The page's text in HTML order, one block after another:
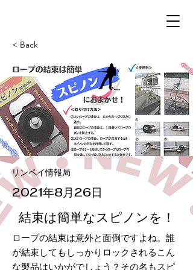
< Back
リンペイ情報局
2021年8月26日
結束は簡単なスピノンを！
ロープの結束は意外と面倒ですよね。誰
が結束してもしっかりロックされるこん
な製品はいかがでしょう？その名もスピ